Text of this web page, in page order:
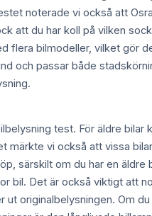
noterade vi också att
att du har koll på vilken
flera bilmodeller, vilket gör
och passar både
test. För äldre
vi också att vissa
särskilt om du har en
bil. Det är också viktigt att
originalbelysningen. Om